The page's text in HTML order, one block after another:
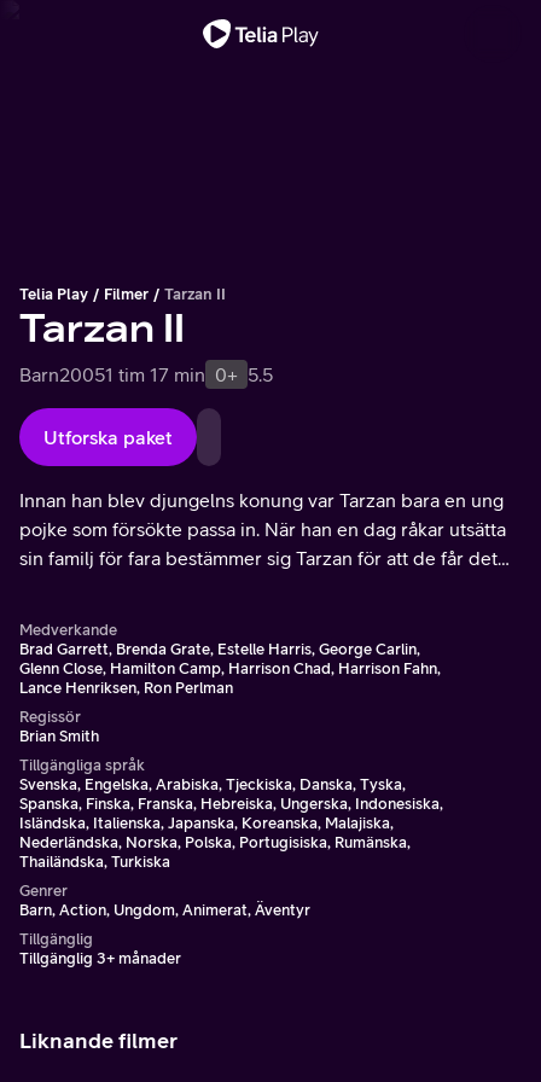
Telia Play Filmer Tarzan II
Tarzan II
Barn20051 tim 17 min 0+ 5.5
Utforska paket
Innan han blev djungelns konung var Tarzan bara en ung
pojke som försökte passa in. När han en dag råkar utsätta
sin familj för fara bestämmer sig Tarzan för att de får det
Medverkande
Brad Garrett, Brenda Grate, Estelle Harris, George Carlin,
Glenn Close, Hamilton Camp, Harrison Chad, Harrison Fahn,
Lance Henriksen, Ron Perlman
Regissör
Brian Smith
Tillgängliga språk
Svenska, Engelska, Arabiska, Tjeckiska, Danska, Tyska,
Spanska, Finska, Franska, Hebreiska, Ungerska, Indonesiska,
Isländska, Italienska, Japanska, Koreanska, Malajiska,
Nederländska, Norska, Polska, Portugisiska, Rumänska,
Thailändska, Turkiska
Genrer
Barn, Action, Ungdom, Animerat, Äventyr
Tillgänglig
Tillgänglig 3+ månader
Liknande filmer